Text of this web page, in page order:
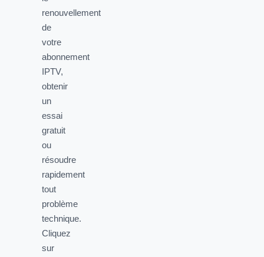
renouvellement
de
votre
abonnement
IPTV,
obtenir
un
essai
gratuit
ou
résoudre
rapidement
tout
problème
technique.
Cliquez
sur